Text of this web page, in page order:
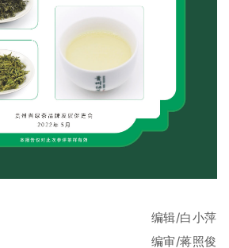
编辑/白小萍
编审/蒋照俊